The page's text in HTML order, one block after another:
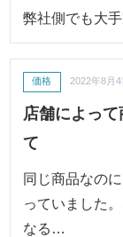
弊社側でも大
店舗によっ
て
価格 2022年8月
同じ商品なの
っていました
なる…